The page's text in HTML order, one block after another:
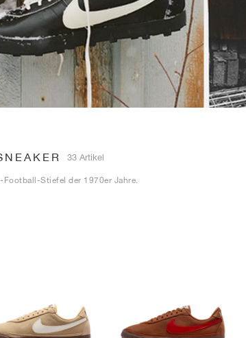
33 Artikel
Stiefel der 1970er Jahre.